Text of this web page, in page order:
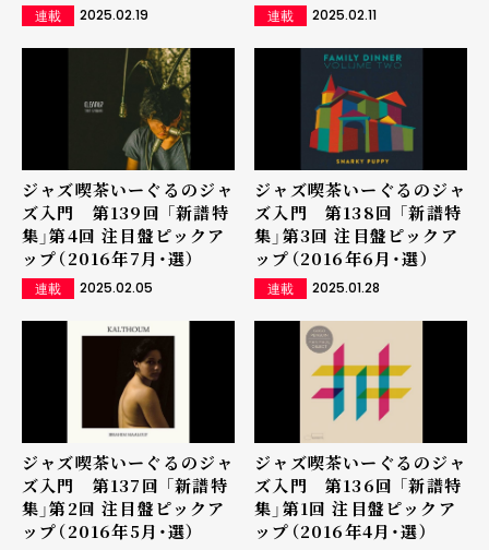
連載 2025.02.19 連載 2025.02.11
ジャズ喫茶いーぐるのジャ
ズ入門 第139回 「新譜特
集」第4回 注目盤ピックア
ップ（2016年7月・選）
連載 2025.02.05
ジャズ喫茶いーぐるのジャ
ズ入門 第138回 「新譜特
集」第3回 注目盤ピックア
ップ（2016年6月・選）
連載 2025.01.28
ジャズ喫茶いーぐるのジャ
ズ入門 第137回 「新譜特
集」第2回 注目盤ピックア
ップ（2016年5月・選）
ジャズ喫茶いーぐるのジャ
ズ入門 第136回 「新譜特
集」第1回 注目盤ピックア
ップ（2016年4月・選）